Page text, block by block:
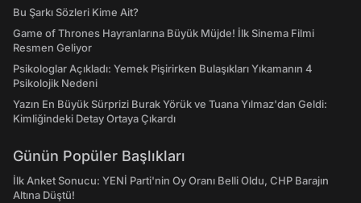
Bu Şarkı Sözleri Kime Ait?
Game of Thrones Hayranlarına Büyük Müjde! İlk Sinema Filmi
Resmen Geliyor
Psikologlar Açıkladı: Yemek Pişirirken Bulaşıkları Yıkamanın 4
Psikolojik Nedeni
Yazın En Büyük Sürprizi Burak Yörük ve Tuana Yılmaz'dan Geldi:
Kimliğindeki Detay Ortaya Çıkardı
Günün Popüler Başlıkları
İlk Anket Sonucu: YENİ Parti'nin Oy Oranı Belli Oldu, CHP Barajın
Altına Düştü!